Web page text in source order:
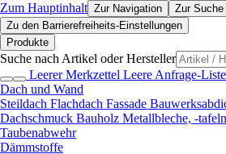
Zum Hauptinhalt Zur Navigation
Zur Suche
Zu den Barrierefreiheits-Einstellungen
Produkte
Suche nach Artikel oder Hersteller
Leerer Merkzettel Leere Anfrage-Liste
Dach und Wand
Steildach Flachdach Fassade
Dachschmuck Bauholz Metallbleche, -
Taubenabwehr
Dämmstoffe